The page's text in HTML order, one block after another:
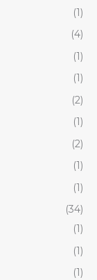
(1)
(4)
(1)
(1)
(2)
(1)
(2)
(1)
(1)
(34)
(1)
(1)
(1)